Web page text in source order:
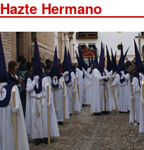
Hazte Hermano